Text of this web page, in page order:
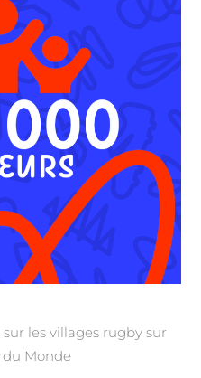
les villages rugby sur
du Monde